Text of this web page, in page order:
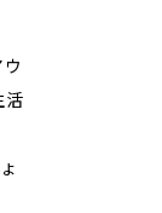
活